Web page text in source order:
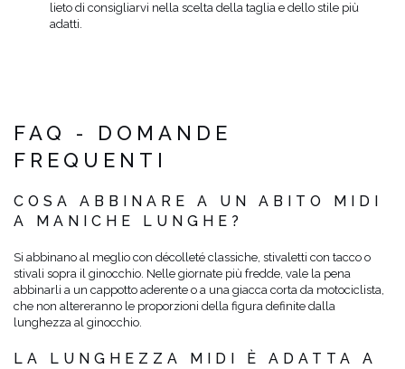
lieto di consigliarvi nella scelta della taglia e dello stile più
adatti.
FAQ - DOMANDE
FREQUENTI
COSA ABBINARE A UN ABITO MIDI
A MANICHE LUNGHE?
Si abbinano al meglio con décolleté classiche, stivaletti con tacco o
stivali sopra il ginocchio. Nelle giornate più fredde, vale la pena
abbinarli a un cappotto aderente o a una giacca corta da motociclista,
che non altereranno le proporzioni della figura definite dalla
lunghezza al ginocchio.
LA LUNGHEZZA MIDI È ADATTA A